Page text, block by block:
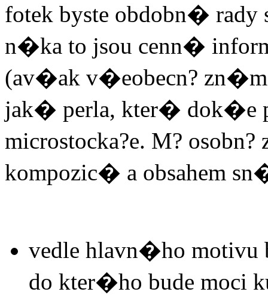
fotek byste obdobn�
n�ka to jsou cenn�
(av�ak v�eobecn?
jak� perla, kter� dok�e
microstocka?e. M?
kompozic� a obsahem
vedle hlavn�ho
do kter�ho bude